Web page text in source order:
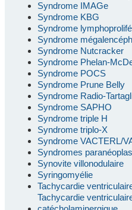
Syndrome IMAGe
Syndrome KBG
Syndrome
Syndrome
Syndrome Nutcracker
Syndrome Phelan-
Syndrome POCS
Syndrome Prune Belly
Syndrome Radio-
Syndrome SAPHO
Syndrome triple H
Syndrome triplo-X
Syndrome VACTERL/
Syndromes
Synovite villonodulaire
Syringomyélie
Tachycardie
Tachycardie